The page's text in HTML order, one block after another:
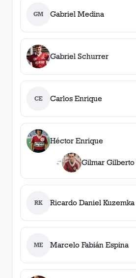
GM Gabriel Medina
Gabriel Schurrer
CE Carlos Enrique
Héctor Enrique
Gilmar
RK Ricardo Daniel Kuzemka
ME Marcelo Fabián Espina